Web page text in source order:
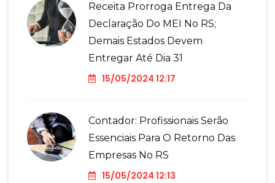
Receita Prorroga Entrega Da
Declaração Do MEI No RS;
Demais Estados Devem
Entregar Até Dia 31
15/05/2024 12:17
Contador: Profissionais Serão
Essenciais Para O Retorno Das
Empresas No RS
15/05/2024 12:13